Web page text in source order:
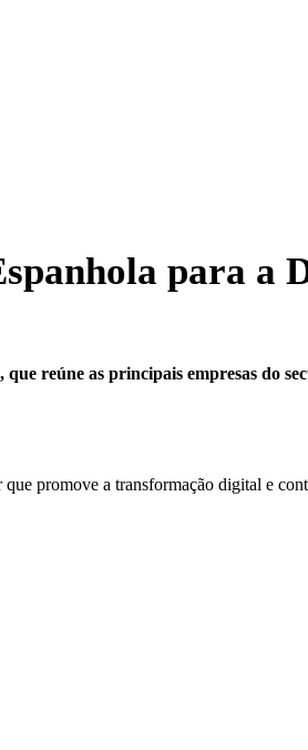
para a
reúne as principais empresas do
promove a transformação digital e